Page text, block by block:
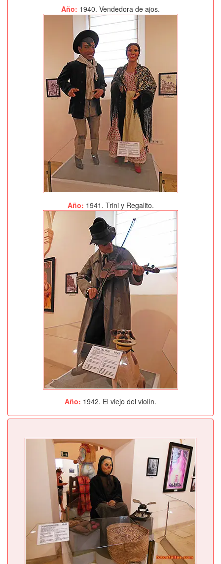
Año: 1940. Vendedora de ajos.
Año: 1941. Trini y Regalito.
Año: 1942. El viejo del violín.